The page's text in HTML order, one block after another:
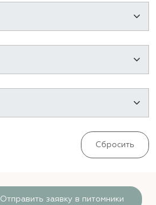
Сбросить
Отправить заявку в питомники